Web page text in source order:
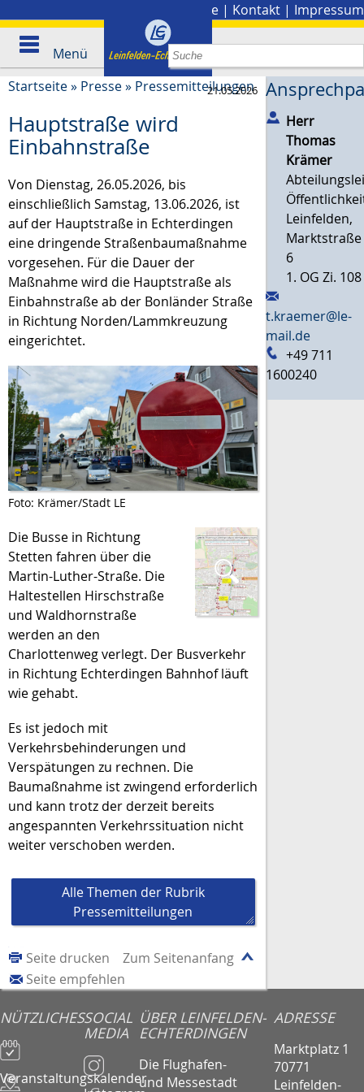
Presse | Kontakt | Impressum
Menü
Startseite» Presse» Pressemitteilungen
Hauptstraße wird
Einbahnstraße
Von Dienstag, 26.05.2026, bis
einschließlich Samstag, 13.06.2026, ist
auf der Hauptstraße in Echterdingen
eine dringende Straßenbaumaßnahme
vorgesehen. Für die Dauer der
Maßnahme wird die Hauptstraße als
Einbahnstraße ab der Bonländer Straße
in Richtung Norden/Lammkreuzung
eingerichtet.
Foto: Krämer/Stadt LE
Die Busse in Richtung
Stetten fahren über die
Martin-Luther-Straße. Die
Haltestellen Hirschstraße
und Waldhornstraße
werden an den
Charlottenweg verlegt. Der Busverkehr
in Richtung Echterdingen Bahnhof läuft
wie gehabt.
Es ist jedoch mit
Verkehrsbehinderungen und
Verspätungen zu rechnen. Die
Baumaßnahme ist zwingend erforderlich
und kann trotz der derzeit bereits
angespannten Verkehrssituation nicht
weiter verschoben werden.
21.05.2026
Alle Themen der Rubrik
Pressemitteilungen
Zum Seitenanfang
Seite drucken
Seite empfehlen
Herr
Thomas
Krämer
t.kraemer@le-
mail.de
+49 711
1600240
Leinfelden,
Marktstraße
6
1. OG Zi. 108
NÜTZLICHES
Veranstaltungskalender
SOCIAL
MEDIA
ÜBER LEINFELDEN-
ECHTERDINGEN
Die Flughafen-
und Messestadt
ADRESSE
Marktplatz 1
70771
Leinfelden-